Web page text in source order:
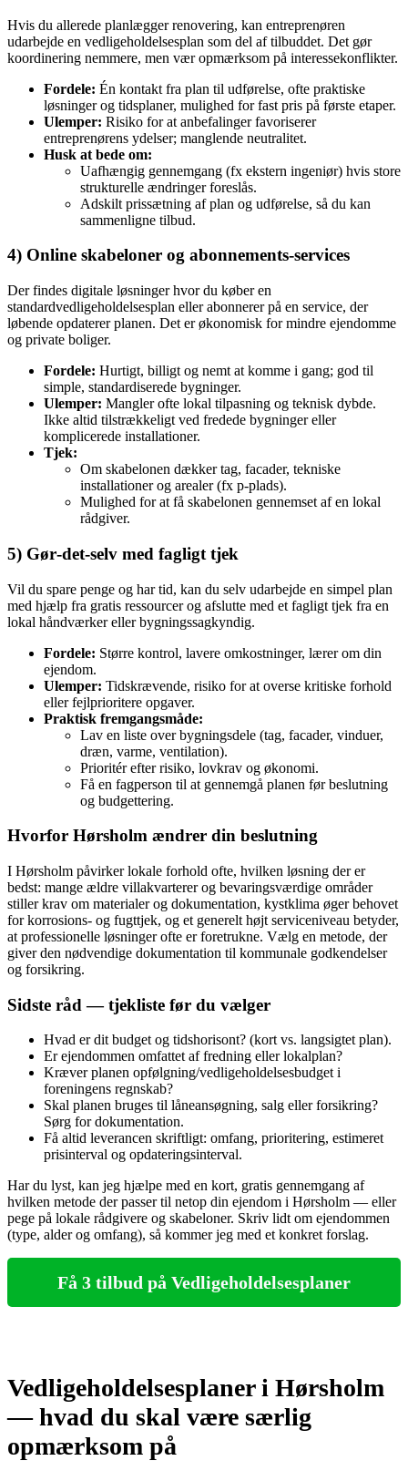
Hvis du allerede planlægger renovering, kan entreprenøren
udarbejde en vedligeholdelsesplan som del af tilbuddet. Det gør
koordinering nemmere, men vær opmærksom på interessekonflikter.
Fordele: Én kontakt fra plan til udførelse, ofte praktiske
løsninger og tidsplaner, mulighed for fast pris på første etaper.
Ulemper: Risiko for at anbefalinger favoriserer
entreprenørens ydelser; manglende neutralitet.
Husk at bede om:
Uafhængig gennemgang (fx ekstern ingeniør) hvis store
strukturelle ændringer foreslås.
Adskilt prissætning af plan og udførelse, så du kan
sammenligne tilbud.
4) Online skabeloner og abonnements‑services
Der findes digitale løsninger hvor du køber en
standardvedligeholdelsesplan eller abonnerer på en service, der
løbende opdaterer planen. Det er økonomisk for mindre ejendomme
og private boliger.
Fordele: Hurtigt, billigt og nemt at komme i gang; god til
simple, standardiserede bygninger.
Ulemper: Mangler ofte lokal tilpasning og teknisk dybde.
Ikke altid tilstrækkeligt ved fredede bygninger eller
komplicerede installationer.
Tjek:
Om skabelonen dækker tag, facader, tekniske
installationer og arealer (fx p‑plads).
Mulighed for at få skabelonen gennemset af en lokal
rådgiver.
5) Gør‑det‑selv med fagligt tjek
Vil du spare penge og har tid, kan du selv udarbejde en simpel plan
med hjælp fra gratis ressourcer og afslutte med et fagligt tjek fra en
lokal håndværker eller bygningssagkyndig.
Fordele: Større kontrol, lavere omkostninger, lærer om din
ejendom.
Ulemper: Tidskrævende, risiko for at overse kritiske forhold
eller fejlprioritere opgaver.
Praktisk fremgangsmåde:
Lav en liste over bygningsdele (tag, facader, vinduer,
dræn, varme, ventilation).
Prioritér efter risiko, lovkrav og økonomi.
Få en fagperson til at gennemgå planen før beslutning
og budgettering.
Hvorfor Hørsholm ændrer din beslutning
I Hørsholm påvirker lokale forhold ofte, hvilken løsning der er
bedst: mange ældre villakvarterer og bevaringsværdige områder
stiller krav om materialer og dokumentation, kystklima øger behovet
for korrosions- og fugttjek, og et generelt højt serviceniveau betyder,
at professionelle løsninger ofte er foretrukne. Vælg en metode, der
giver den nødvendige dokumentation til kommunale godkendelser
og forsikring.
Sidste råd — tjekliste før du vælger
Hvad er dit budget og tidshorisont? (kort vs. langsigtet plan).
Er ejendommen omfattet af fredning eller lokalplan?
Kræver planen opfølgning/vedligeholdelsesbudget i
foreningens regnskab?
Skal planen bruges til låneansøgning, salg eller forsikring?
Sørg for dokumentation.
Få altid leverancen skriftligt: omfang, prioritering, estimeret
prisinterval og opdateringsinterval.
Har du lyst, kan jeg hjælpe med en kort, gratis gennemgang af
hvilken metode der passer til netop din ejendom i Hørsholm — eller
pege på lokale rådgivere og skabeloner. Skriv lidt om ejendommen
(type, alder og omfang), så kommer jeg med et konkret forslag.
Få 3 tilbud på Vedligeholdelsesplaner
Vedligeholdelsesplaner i Hørsholm
— hvad du skal være særlig
opmærksom på